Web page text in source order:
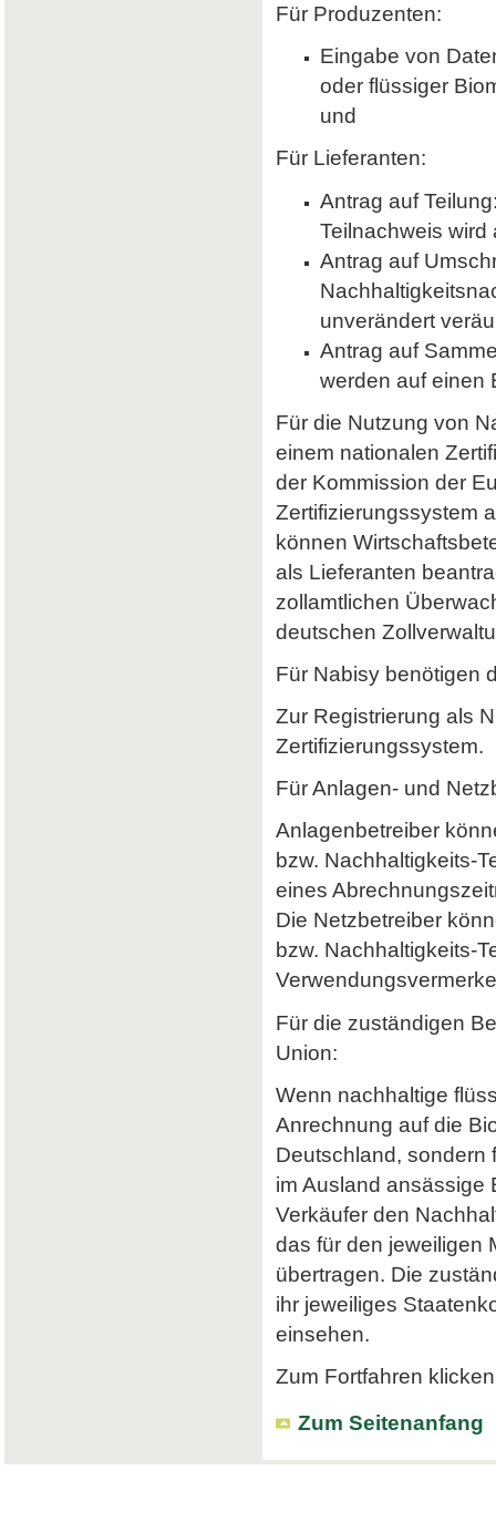
Für Produzenten:
Eingabe von
oder flüssiger
und
Für Lieferanten:
Antrag auf
Teilnachweis wird
Antrag auf
unverändert
Antrag auf
werden auf einen
Für die Nutzung von
einem nationalen
der Kommission der
Zertifizierungssystem
können
als Lieferanten
zollamtlichen
deutschen
Für Nabisy benötigen
Zur Registrierung als
Zertifizierungssystem.
Für Anlagen- und
Anlagenbetreiber
bzw. Nachhaltigkeits-
eines
Die Netzbetreiber
bzw. Nachhaltigkeits-
Für die zuständigen
Union:
Wenn nachhaltige
Anrechnung auf die
Deutschland, sondern
im Ausland ansässige
Verkäufer den
das für den jeweiligen
übertragen. Die
ihr jeweiliges
einsehen.
Zum Fortfahren
Zum Seitenanfang